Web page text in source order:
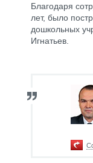
Благодаря
лет, было
дошкольных
Игнатьев.